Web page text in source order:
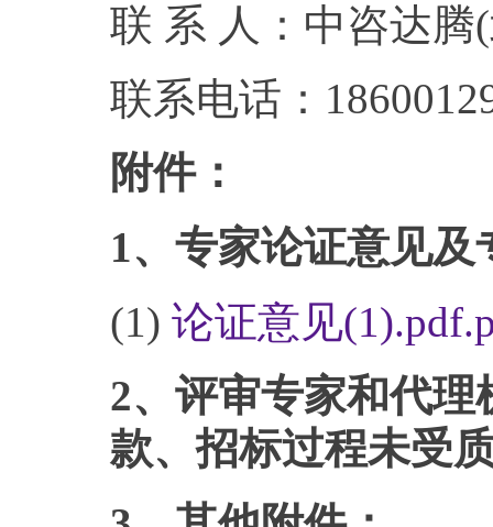
联 系 人：中咨达
联系电话：
附件：
1、专家论证意见
(1) 论证意见
2、评审专家和代
款、招标过程未受